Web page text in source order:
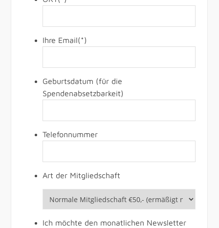
Ihre Email(*)
Geburtsdatum (für die
Spendenabsetzbarkeit)
Telefonnummer
Art der Mitgliedschaft
Ich möchte den monatlichen Newsletter